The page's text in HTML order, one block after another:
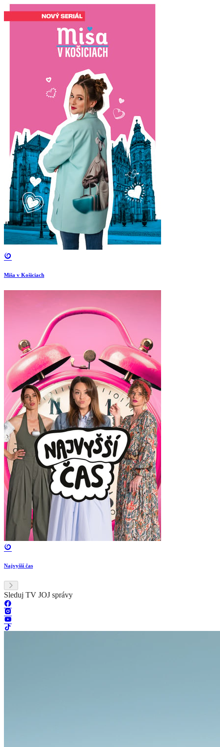
Miša v Košiciach
Najvyšší čas
Sleduj TV JOJ správy